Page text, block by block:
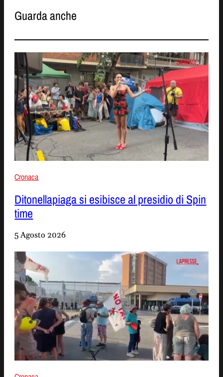
Guarda anche
Cronaca
Ditonellapiaga si esibisce al presidio di Spin
time
5 Agosto 2026